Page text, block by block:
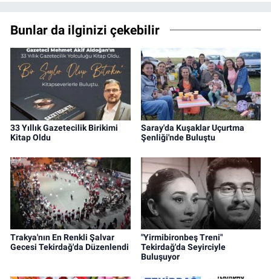
Bunlar da ilginizi çekebilir
33 Yıllık Gazetecilik Birikimi
Kitap Oldu
Saray'da Kuşaklar Uçurtma
Şenliği'nde Buluştu
Trakya'nın En Renkli Şalvar
Gecesi Tekirdağ'da Düzenlendi
"Yirmibironbeş Treni"
Tekirdağ'da Seyirciyle
Buluşuyor